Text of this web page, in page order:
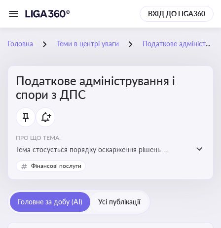
ВХІД ДО LIGA360
Головна Теми в центрі уваги Податкове адміністрування і спори з ДПС
Податкове адміністрування і
спори з ДПС
ПРО ЩО ТЕМА:
Тема стосується порядку оскарження рішень
податкових органів, що виникають внаслідок
податкових перевірок, та механізмів захисту прав
Фінансові послуги
Головне за добу (AI) Усі публікації